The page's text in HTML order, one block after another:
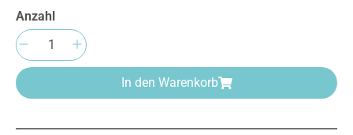
Anzahl
Produkt Anzahl: Gib den gewünschten
In den Warenkorb